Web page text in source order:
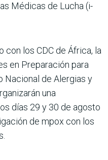
Médicas de Lucha (i-
con los CDC de África, la
en Preparación para
Nacional de Alergias y
una
días 29 y 30 de agosto
de mpox con los